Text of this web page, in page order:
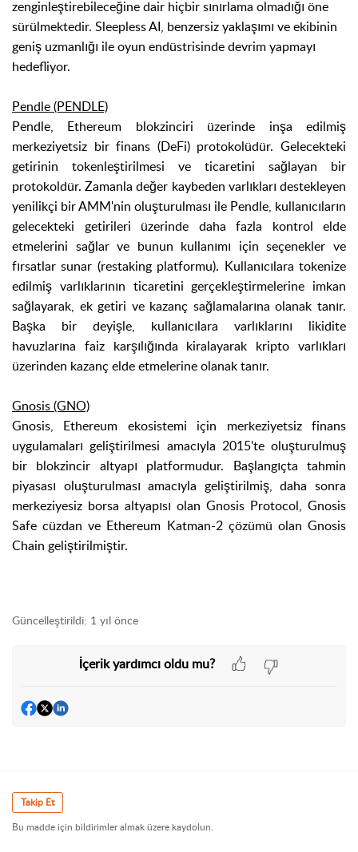
zenginleştirebileceğine dair hiçbir sınırlama olmadığı öne
sürülmektedir. Sleepless AI, benzersiz yaklaşımı ve ekibinin
geniş uzmanlığı ile oyun endüstrisinde devrim yapmayı
hedefliyor.
Pendle (PENDLE)
Pendle, Ethereum blokzinciri üzerinde inşa edilmiş
merkeziyetsiz bir finans (DeFi) protokolüdür. Gelecekteki
getirinin tokenleştirilmesi ve ticaretini sağlayan bir
protokoldür. Zamanla değer kaybeden varlıkları destekleyen
yenilikçi bir AMM'nin oluşturulması ile Pendle, kullanıcıların
gelecekteki getirileri üzerinde daha fazla kontrol elde
etmelerini sağlar ve bunun kullanımı için seçenekler ve
fırsatlar sunar (restaking platformu). Kullanıcılara tokenize
edilmiş varlıklarının ticaretini gerçekleştirmelerine imkan
sağlayarak, ek getiri ve kazanç sağlamalarına olanak tanır.
Başka bir deyişle, kullanıcılara varlıklarını likidite
havuzlarına faiz karşılığında kiralayarak kripto varlıkları
üzerinden kazanç elde etmelerine olanak tanır.
Gnosis (GNO)
Gnosis, Ethereum ekosistemi için merkeziyetsiz finans
uygulamaları geliştirilmesi amacıyla 2015'te oluşturulmuş
bir blokzincir altyapı platformudur. Başlangıçta tahmin
piyasası oluşturulması amacıyla geliştirilmiş, daha sonra
merkeziyesiz borsa altyapısı olan Gnosis Protocol, Gnosis
Safe cüzdan ve Ethereum Katman-2 çözümü olan Gnosis
Chain geliştirilmiştir.
Güncelleştirildi: 1 yıl önce
İçerik yardımcı oldu mu?
Takip Et
Bu madde için bildirimler almak üzere kaydolun.